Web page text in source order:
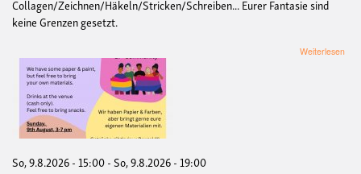
Collagen/Zeichnen/Häkeln/Stricken/Schreiben... Eurer Fantasie sind
keine Grenzen gesetzt.
Weiterlesen
So, 9.8.2026 - 15:00-So, 9.8.2026 - 19:00